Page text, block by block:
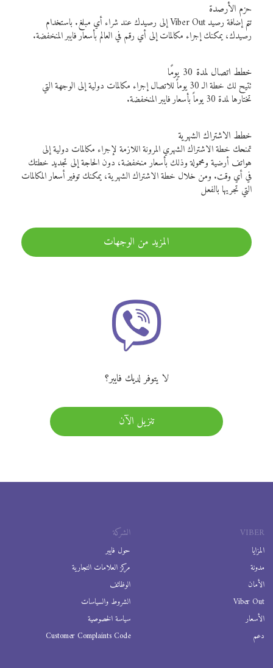
حزم الأرصدة
تتم إضافة رصيد Viber Out إلى رصيدك عند شراء أي مبلغ. باستخدام
رصيدك، يمكنك إجراء مكالمات إلى أي رقم في العالم بأسعار فايبر المنخفضة.
خطط اتصال لمدة 30 يومًا
تتيح لك خطة الـ 30 يوماً للاتصال إجراء مكالمات دولية إلى الوجهة التي
تختارها لمدة 30 يوماً بأسعار فايبر المنخفضة.
خطط الاشتراك الشهرية
تمنحك خطة الاشتراك الشهري المرونة اللازمة لإجراء مكالمات دولية إلى
هواتف أرضية ومحمولة وذلك بأسعار منخفضة، دون الحاجة إلى تجديد خطتك
في أي وقت. ومن خلال خطة الاشتراك الشهرية، يمكنك توفير أسعار المكالمات
التي تجريها بالفعل
المزيد من الوجهات
لا يتوفر لديك فايبر؟
تنزيل الآن
VIBER
المزايا
مدونة
الأمان
Viber Out
الأسعار
دعم
الشركة
حول فايبر
مركز العلامات التجارية
الوظائف
الشروط والسياسات
سياسة الخصوصية
Customer Complaints Code